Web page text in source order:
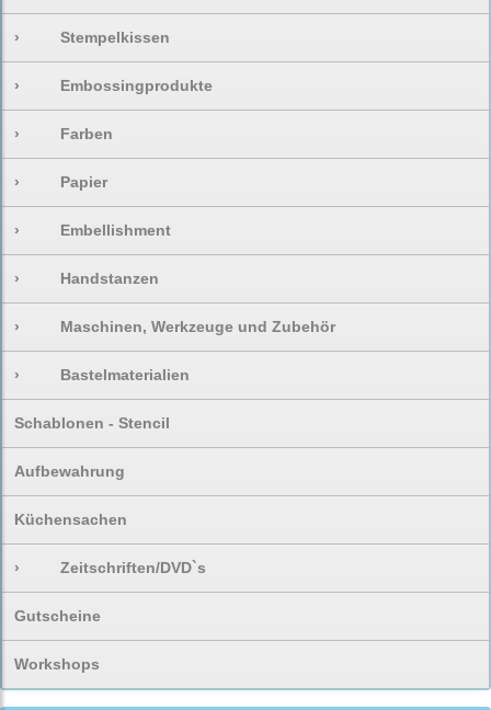
› Stempelkissen
› Embossingprodukte
› Farben
› Papier
› Embellishment
› Handstanzen
› Maschinen, Werkzeuge und Zubehör
› Bastelmaterialien
Schablonen - Stencil
Aufbewahrung
Küchensachen
› Zeitschriften/DVD`s
Gutscheine
Workshops